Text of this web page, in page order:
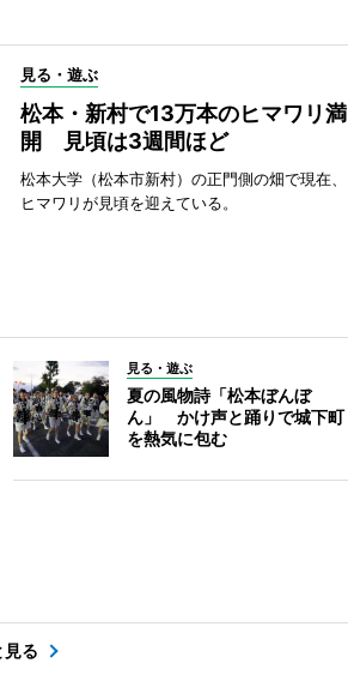
見る・遊ぶ
松本・新村で13万本のヒマワリ満
開 見頃は3週間ほど
松本大学（松本市新村）の正門側の畑で現在、
ヒマワリが見頃を迎えている。
見る・遊ぶ
夏の風物詩「松本ぼんぼ
ん」 かけ声と踊りで城下町
を熱気に包む
見る